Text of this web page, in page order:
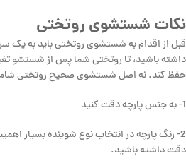
نکات شستشوی روتختی
قبل از اقدام به شستشوی روتختی باید به یک
داشته باشید، تا روتختی شما پس از شستشو
حفظ کند. نه اصل شستشوی صحیح روتختی
1- به جنس پارچه دقت کنید
2- رنگ پارچه در انتخاب نوع شوینده بسیار
دقت داشته باشید.